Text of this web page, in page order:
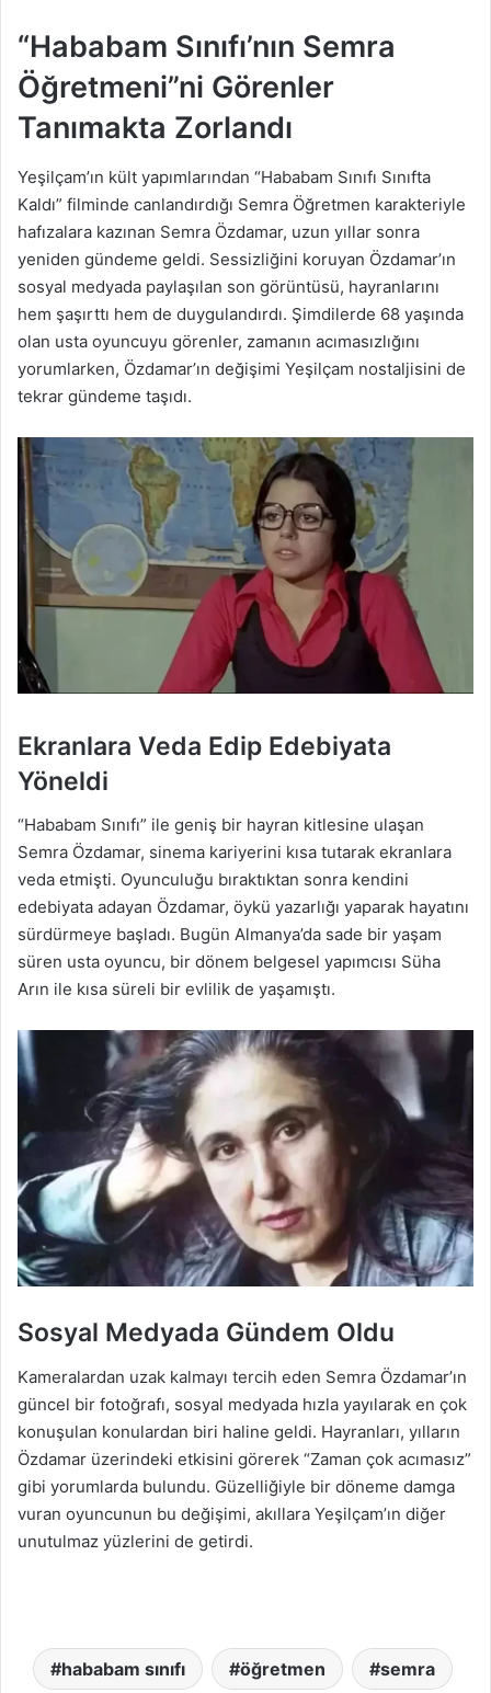
“Hababam Sınıfı’nın Semra
Öğretmeni”ni Görenler
Tanımakta Zorlandı
Yeşilçam’ın kült yapımlarından “Hababam Sınıfı Sınıfta
Kaldı” filminde canlandırdığı Semra Öğretmen karakteriyle
hafızalara kazınan Semra Özdamar, uzun yıllar sonra
yeniden gündeme geldi. Sessizliğini koruyan Özdamar’ın
sosyal medyada paylaşılan son görüntüsü, hayranlarını
hem şaşırttı hem de duygulandırdı. Şimdilerde 68 yaşında
olan usta oyuncuyu görenler, zamanın acımasızlığını
yorumlarken, Özdamar’ın değişimi Yeşilçam nostaljisini de
tekrar gündeme taşıdı.
Ekranlara Veda Edip Edebiyata
Yöneldi
“Hababam Sınıfı” ile geniş bir hayran kitlesine ulaşan
Semra Özdamar, sinema kariyerini kısa tutarak ekranlara
veda etmişti. Oyunculuğu bıraktıktan sonra kendini
edebiyata adayan Özdamar, öykü yazarlığı yaparak hayatını
sürdürmeye başladı. Bugün Almanya’da sade bir yaşam
süren usta oyuncu, bir dönem belgesel yapımcısı Süha
Arın ile kısa süreli bir evlilik de yaşamıştı.
Sosyal Medyada Gündem Oldu
Kameralardan uzak kalmayı tercih eden Semra Özdamar’ın
güncel bir fotoğrafı, sosyal medyada hızla yayılarak en çok
konuşulan konulardan biri haline geldi. Hayranları, yılların
Özdamar üzerindeki etkisini görerek “Zaman çok acımasız”
gibi yorumlarda bulundu. Güzelliğiyle bir döneme damga
vuran oyuncunun bu değişimi, akıllara Yeşilçam’ın diğer
unutulmaz yüzlerini de getirdi.
hababam sınıfı öğretmen semra